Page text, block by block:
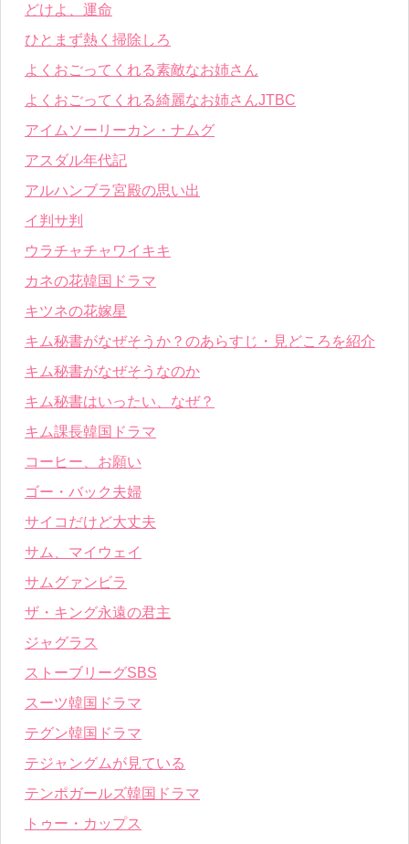
どけよ、運命
ひとまず熱く掃除しろ
よくおごってくれる素敵なお姉さん
よくおごってくれる綺麗なお姉さんJTBC
アイムソーリーカン・ナムグ
アスダル年代記
アルハンブラ宮殿の思い出
イ判サ判
ウラチャチャワイキキ
カネの花韓国ドラマ
キツネの花嫁星
キム秘書がなぜそうか？のあらすじ・見どころを紹介
キム秘書がなぜそうなのか
キム秘書はいったい、なぜ？
キム課長韓国ドラマ
コーヒー、お願い
ゴー・バック夫婦
サイコだけど大丈夫
サム、マイウェイ
サムグァンビラ
ザ・キング永遠の君主
ジャグラス
ストーブリーグSBS
スーツ韓国ドラマ
テグン韓国ドラマ
テジャングムが見ている
テンポガールズ韓国ドラマ
トゥー・カップス